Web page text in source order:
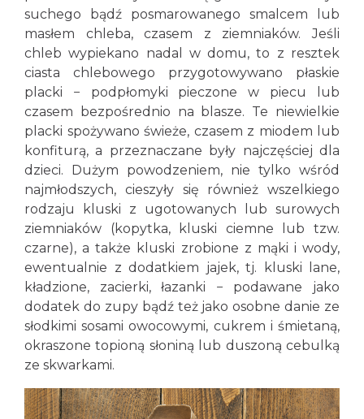
suchego bądź posmarowanego smalcem lub
masłem chleba, czasem z ziemniaków. Jeśli
chleb wypiekano nadal w domu, to z resztek
ciasta chlebowego przygotowywano płaskie
placki − podpłomyki pieczone w piecu lub
czasem bezpośrednio na blasze. Te niewielkie
placki spożywano świeże, czasem z miodem lub
konfiturą, a przeznaczane były najczęściej dla
dzieci. Dużym powodzeniem, nie tylko wśród
najmłodszych, cieszyły się również wszelkiego
rodzaju kluski z ugotowanych lub surowych
ziemniaków (kopytka, kluski ciemne lub tzw.
czarne), a także kluski zrobione z mąki i wody,
ewentualnie z dodatkiem jajek, tj. kluski lane,
kładzione, zacierki, łazanki − podawane jako
dodatek do zupy bądź też jako osobne danie ze
słodkimi sosami owocowymi, cukrem i śmietaną,
okraszone topioną słoniną lub duszoną cebulką
ze skwarkami.